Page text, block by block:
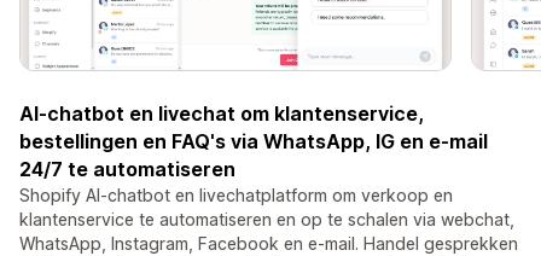
AI-chatbot en livechat om klantenservice,
bestellingen en FAQ's via WhatsApp, IG en e-mail
24/7 te automatiseren
Shopify AI-chatbot en livechatplatform om verkoop en
klantenservice te automatiseren en op te schalen via webchat,
WhatsApp, Instagram, Facebook en e-mail. Handel gesprekken